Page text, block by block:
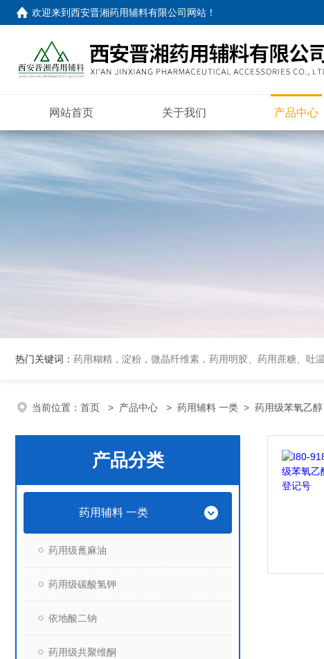
欢迎来到西安晋湘药用辅料有限公司网站 ！
网站首页 关于我们 产品中心
热门关键词： 药用糊精，淀粉，微晶纤维素，药用明胶、药用蔗糖、吐温80、丙二醇、冰醋酸、泊洛沙姆、乳膏基质、药用淀粉、药用糊精、硬脂酸镁、聚丙烯酸树脂系列、羧甲基淀粉钠、羧甲基纤维素钠、可溶性淀粉、甘
当前位置： 首页 > 产品中心 > 药用辅料 一类 > 药用级苯氧乙醇
产品分类
药用辅料 一类
药用级蓖麻油
药用级碳酸氢钾
依地酸二钠
药用级共聚维酮